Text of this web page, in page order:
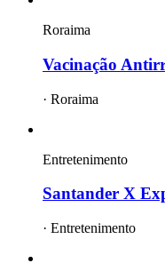
Roraima
Vacinação
· Roraima
Entretenimento
Santander X
· Entretenimento